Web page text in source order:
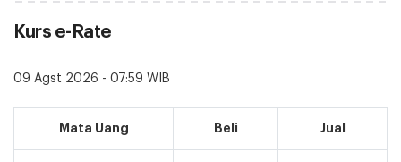
Kurs e-Rate
09 Agst 2026 - 07:59 WIB
Mata Uang Beli Jual